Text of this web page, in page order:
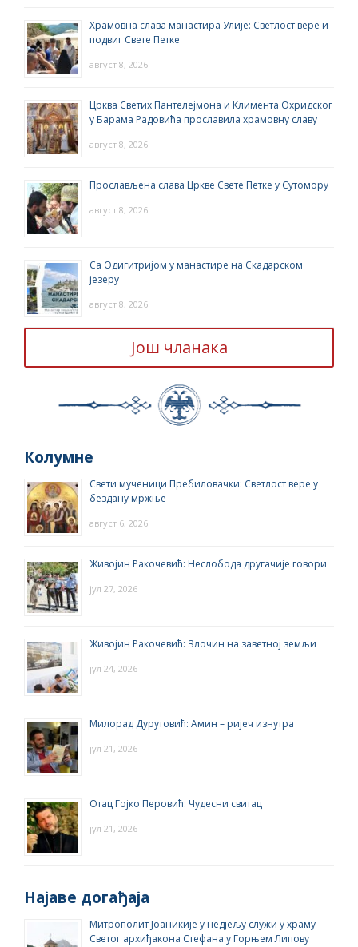
Храмовна слава манастира Улије: Светлост вере и
подвиг Свете Петке
август 8, 2026
Црква Светих Пантелејмона и Климента Охридског
у Барама Радовића прославила храмовну славу
август 8, 2026
Прослављена слава Цркве Свете Петке у Сутомору
август 8, 2026
Са Одигитријом у манастире на Скадарском
језеру
август 8, 2026
Још чланака
Колумне
Свети мученици Пребиловачки: Светлост вере у
бездану мржње
август 6, 2026
Живојин Ракочевић: Неслобода другачије говори
јул 27, 2026
Живојин Ракочевић: Злочин на заветној земљи
јул 24, 2026
Милорад Дурутовић: Амин – ријеч изнутра
јул 21, 2026
Отац Гојко Перовић: Чудесни свитац
јул 21, 2026
Најаве догађаја
Митрополит Јоаникије у недјељу служи у храму
Светог архиђакона Стефана у Горњем Липову